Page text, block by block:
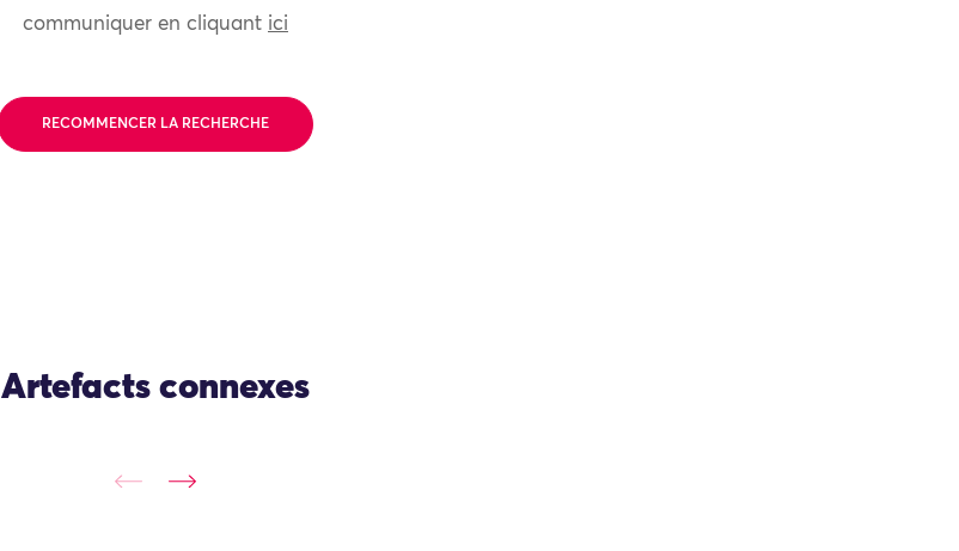
communiquer en cliquant ici
RECOMMENCER LA RECHERCHE
Artefacts connexes